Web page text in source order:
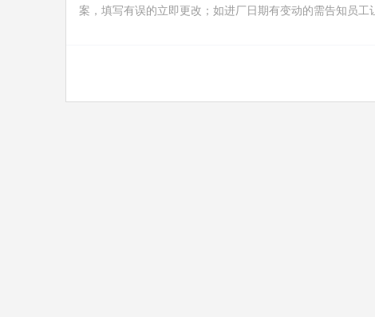
案，填写有误的立即更改；如进厂日期有变动的需告知员